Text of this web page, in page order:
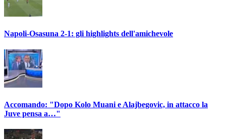
Napoli-Osasuna 2-1: gli highlights dell'amichevole
Accomando: "Dopo Kolo Muani e Alajbegovic, in attacco la
Juve pensa a…"